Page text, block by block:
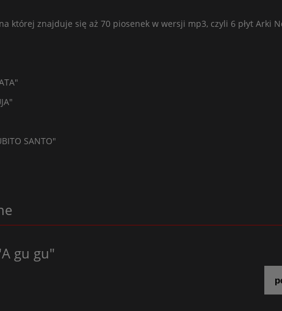
której znajduje się aż 70 piosenek w wersji mp3, czyli 6 płyt Arki
SANTO"
gu gu"